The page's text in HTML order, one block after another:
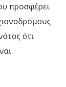
προσφέρει
ότι